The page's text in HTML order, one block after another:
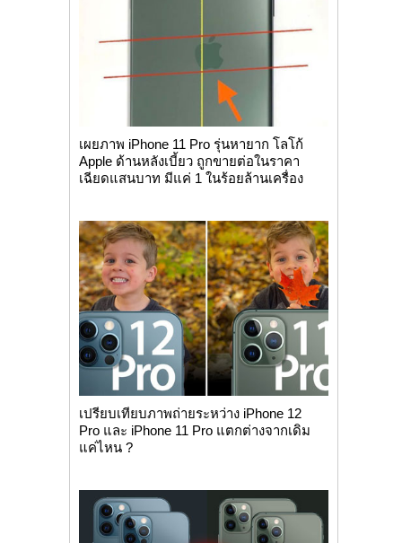
เผยภาพ iPhone 11 Pro รุ่นหายาก โลโก้
Apple ด้านหลังเบี้ยว ถูกขายต่อในราคา
เฉียดแสนบาท มีแค่ 1 ในร้อยล้านเครื่อง
เปรียบเทียบภาพถ่ายระหว่าง iPhone 12
Pro และ iPhone 11 Pro แตกต่างจากเดิม
แค่ไหน ?